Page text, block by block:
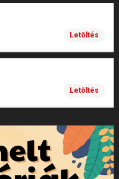
Letöltés
Letöltés